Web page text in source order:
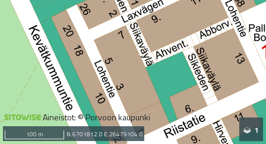
Aineistot: © Porvoon kaupunki
100 m N:6701812.0 E:26479104.0 1